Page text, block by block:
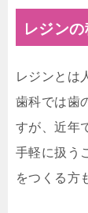
レジン
レジンとは
歯科では歯
すが、近年
手軽に扱う
をつくる方